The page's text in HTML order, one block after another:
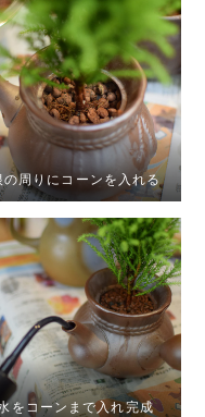
の周りにコーンを入れる
をコーンまで入れ完成